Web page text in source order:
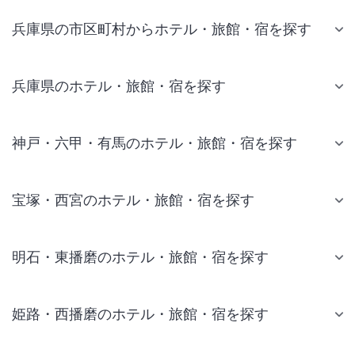
兵庫県の市区町村からホテル・旅館・宿を探す
兵庫県のホテル・旅館・宿を探す
神戸・六甲・有馬のホテル・旅館・宿を探す
宝塚・西宮のホテル・旅館・宿を探す
明石・東播磨のホテル・旅館・宿を探す
姫路・西播磨のホテル・旅館・宿を探す